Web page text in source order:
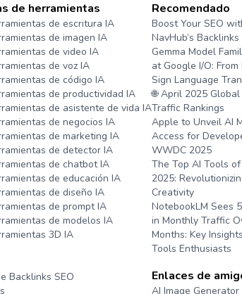
de herramientas
de escritura IA
de imagen IA
de video IA
de voz IA
de código IA
de productividad IA
de asistente de vida IA
de negocios IA
de marketing IA
de detector IA
de chatbot IA
de educación IA
de diseño IA
de prompt IA
de modelos IA
3D IA
Backlinks SEO
Recomendado
Boost Your SEO
NavHub’s
Gemma Model
at Google I/O:
Sign Language
🌐 April 2025
Traffic Rankings
Apple to Unveil AI
Access for
WWDC 2025
The Top AI Tools
2025:
Creativity
NotebookLM Sees
in Monthly Traffic
Months: Key
Tools Enthusiasts
Enlaces de
AI Image Generator